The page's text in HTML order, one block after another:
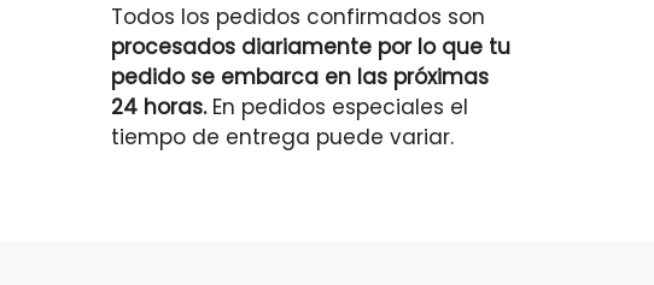
Todos los pedidos confirmados son
procesados diariamente por lo que tu
pedido se embarca en las próximas
24 horas.En pedidos especiales el
tiempo de entrega puede variar.